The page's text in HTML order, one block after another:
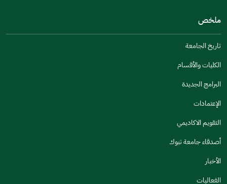
مكتوبة بشكل جيد
الإجابات كانت مرتبطة
تصميمه يجعله سهل القراءة
أخرى
جنس
ملخص
تاريخ الجامعة
الكليات والأقسام
البرامج الجديدة
الإعتمادات
التقويم الاكاديمي
أصدقاء جامعة تبوك
الأخبار
الفعاليات